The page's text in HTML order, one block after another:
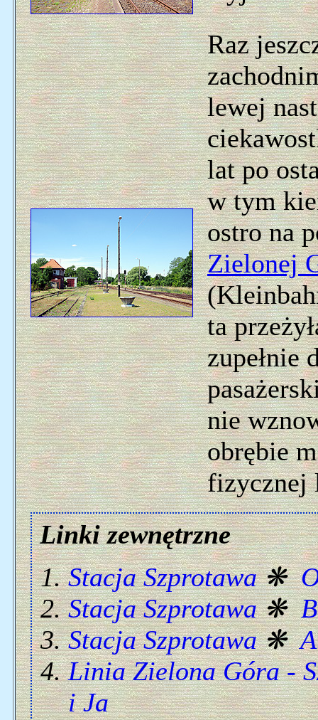
Raz
lewej
lat po
w tym
ostro na
Zielonej
ta
zupełnie
nie
obrębie
fizycznej
Linki zewnętrzne
Stacja Szprotawa❋
Stacja Szprotawa❋
Stacja Szprotawa❋
Linia Zielona Góra -
i Ja